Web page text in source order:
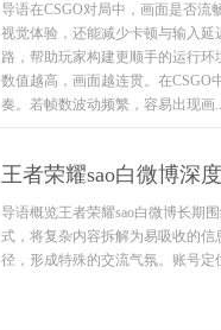
导语在CSGO对局中，画面是否流
视觉体验，还能减少卡顿与输入
路，帮助玩家构建更顺手的运行
数值越高，画面越连贯。在CSGO
奏。若帧数波动频繁，容易出现画
王者荣耀sao白微博深
导语概览王者荣耀sao白微博长期
式，将复杂内容拆解为易吸收的
径，形成特殊的交流气氛。账号定